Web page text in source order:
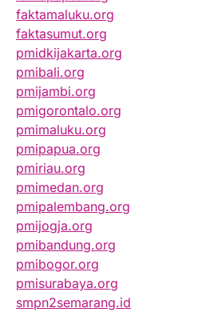
faktamaluku.org
faktasumut.org
pmidkijakarta.org
pmibali.org
pmijambi.org
pmigorontalo.org
pmimaluku.org
pmipapua.org
pmiriau.org
pmimedan.org
pmipalembang.org
pmijogja.org
pmibandung.org
pmibogor.org
pmisurabaya.org
smpn2semarang.id